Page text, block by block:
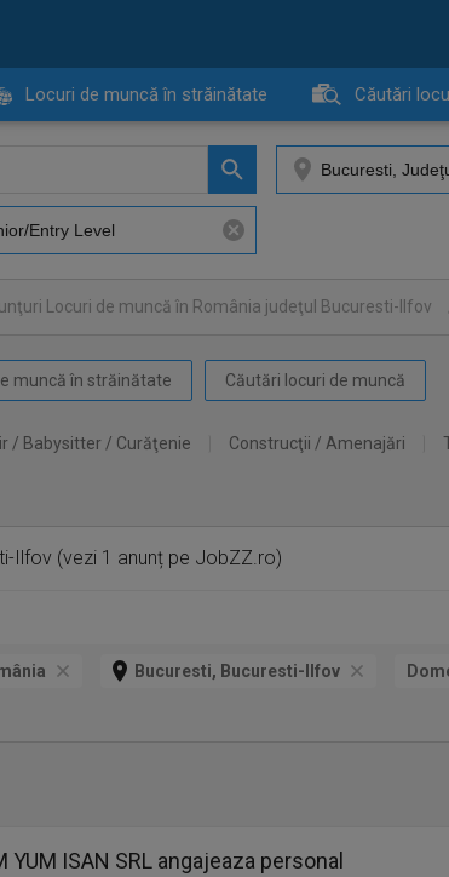
Locuri de muncă în străinătate Căutări
Locuri de muncă în România judeţul Bucuresti-Ilfov
muncă în străinătate Căutări locuri de muncă
/ Babysitter / Curăţenie Construcţii / Amenajări
Ilfov (vezi 1 anunț pe JobZZ.ro)
Bucuresti, Bucuresti-Ilfov
YUM ISAN SRL angajeaza personal